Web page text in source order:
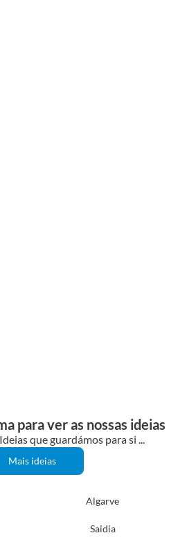
para ver as nossas ideias
que guardámos para si ...
Mais ideias
Algarve
Saidia